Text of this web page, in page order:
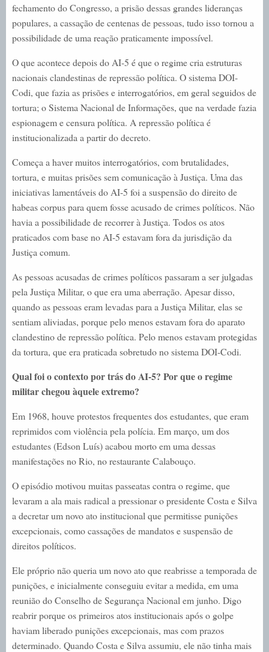
fechamento do Congresso, a prisão dessas grandes lideranças
populares, a cassação de centenas de pessoas, tudo isso tornou a
possibilidade de uma reação praticamente impossível.
O que acontece depois do AI-5 é que o regime cria estruturas
nacionais clandestinas de repressão política. O sistema DOI-
Codi, que fazia as prisões e interrogatórios, em geral seguidos de
tortura; o Sistema Nacional de Informações, que na verdade fazia
espionagem e censura política. A repressão política é
institucionalizada a partir do decreto.
Começa a haver muitos interrogatórios, com brutalidades,
tortura, e muitas prisões sem comunicação à Justiça. Uma das
iniciativas lamentáveis do AI-5 foi a suspensão do direito de
habeas corpus para quem fosse acusado de crimes políticos. Não
havia a possibilidade de recorrer à Justiça. Todos os atos
praticados com base no AI-5 estavam fora da jurisdição da
Justiça comum.
As pessoas acusadas de crimes políticos passaram a ser julgadas
pela Justiça Militar, o que era uma aberração. Apesar disso,
quando as pessoas eram levadas para a Justiça Militar, elas se
sentiam aliviadas, porque pelo menos estavam fora do aparato
clandestino de repressão política. Pelo menos estavam protegidas
da tortura, que era praticada sobretudo no sistema DOI-Codi.
Qual foi o contexto por trás do AI-5? Por que o regime
militar chegou àquele extremo?
Em 1968, houve protestos frequentes dos estudantes, que eram
reprimidos com violência pela polícia. Em março, um dos
estudantes (Edson Luís) acabou morto em uma dessas
manifestações no Rio, no restaurante Calabouço.
O episódio motivou muitas passeatas contra o regime, que
levaram a ala mais radical a pressionar o presidente Costa e Silva
a decretar um novo ato institucional que permitisse punições
excepcionais, como cassações de mandatos e suspensão de
direitos políticos.
Ele próprio não queria um novo ato que reabrisse a temporada de
punições, e inicialmente conseguiu evitar a medida, em uma
reunião do Conselho de Segurança Nacional em junho. Digo
reabrir porque os primeiros atos institucionais após o golpe
haviam liberado punições excepcionais, mas com prazos
determinado. Quando Costa e Silva assumiu, ele não tinha mais